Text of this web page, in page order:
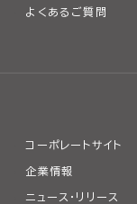
よくあるご質問
コーポレートサイト
企業情報
ニュース・リリース